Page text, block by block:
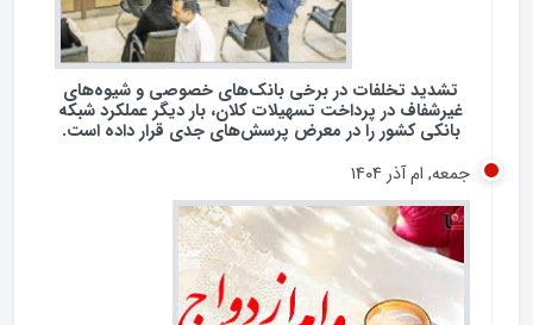
تشدید تخلفات در برخی بانک‌های خصوصی و شیوه‌های
غیرشفاف در پرداخت تسهیلات کلان، بار دیگر عملکرد شبکه
بانکی کشور را در معرض پرسش‌های جدی قرار داده است.
جمعه, ام آذر ۱۴۰۴